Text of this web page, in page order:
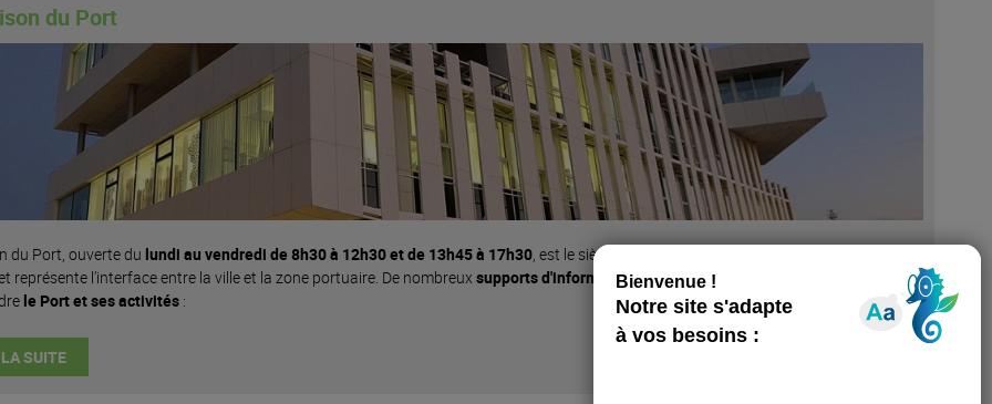
et
et
suivi du projet
Conseil Consultatif
Scientifique
du Port
du Port, ouverte du lundi au vendredi de 8h30 à 12h30 et de 13h45 à 17h30, est le siège social de Port Atlantique La
représente l’interface entre la ville et la zone portuaire. De nombreux supports d'informationpermettent de découvrir et de mieux
le Port et ses activités:
SUITE